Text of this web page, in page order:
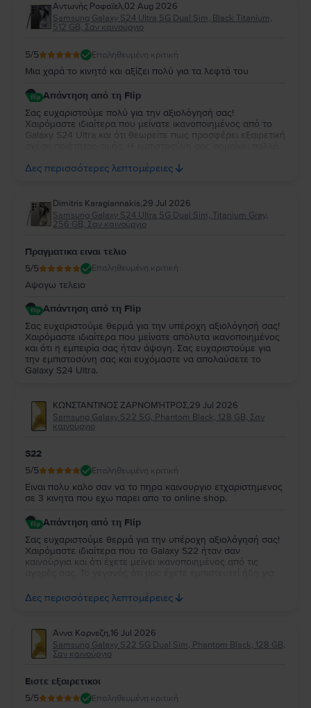
Aντωνής Ροφαϊελ,02 Aug 2026
Samsung Galaxy S24 Ultra 5G Dual Sim, Black Titanium,
512 GB, Σαν καινούργιο
5/5 Επαληθευμένη κριτική
Μια χαρά το κινητό και αξίζει πολύ για τα λεφτά του
Απάντηση από τη Flip
Σας ευχαριστούμε πολύ για την αξιολόγησή σας!
Χαιρόμαστε ιδιαίτερα που μείνατε ικανοποιημένος από το
Galaxy S24 Ultra και ότι θεωρείτε πως προσφέρει εξαιρετική
σας εξυπηρετήσουμε ξανά στο μέλλον!
Δες περισσότερες λεπτομέρειες
Dimitris Karagiannakis,29 Jul 2026
Samsung Galaxy S24 Ultra 5G Dual Sim, Titanium Grey,
256 GB, Σαν καινούργιο
Πραγματικα ειναι τελιο
5/5 Επαληθευμένη κριτική
Αψογω τελειο
Απάντηση από τη Flip
Σας ευχαριστούμε θερμά για την υπέροχη αξιολόγησή σας!
Χαιρόμαστε ιδιαίτερα που μείνατε απόλυτα ικανοποιημένος
και ότι η εμπειρία σας ήταν άψογη. Σας ευχαριστούμε για
την εμπιστοσύνη σας και ευχόμαστε να απολαύσετε το
Galaxy S24 Ultra.
ΚΩΝΣΤΑΝΤΙΝΟΣ ΖΑΡΝΟΜΉΤΡΟΣ,29 Jul 2026
Samsung Galaxy S22 5G, Phantom Black, 128 GB, Σαν
καινούργιο
S22
5/5 Επαληθευμένη κριτική
Ειναι πολυ καλο σαν να το πηρα καινουργιο ετχαριστημενος
σε 3 κινητα που εχω παρει απο το online shop.
Απάντηση από τη Flip
Σας ευχαριστούμε θερμά για την υπέροχη αξιολόγησή σας!
Χαιρόμαστε ιδιαίτερα που το Galaxy S22 ήταν σαν
καινούργια και ότι έχετε μείνει ικανοποιημένος από τις
ειλικρινά για τη στήριξή σας. Σας ευχόμαστε να απολαύσετε
τη νέα σας συσκευή και θα χαρούμε να σας
Δες περισσότερες λεπτομέρειες
Αννα Καρνεζη,16 Jul 2026
Samsung Galaxy S22 5G Dual Sim, Phantom Black, 128 GB,
Σαν καινούργιο
Ειστε εξαιρετικοι
5/5 Επαληθευμένη κριτική